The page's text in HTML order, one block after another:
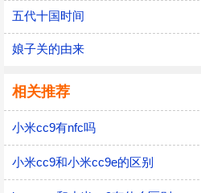
五代十国时间
娘子关的由来
相关推荐
小米cc9有nfc吗
小米cc9和小米cc9e的区别